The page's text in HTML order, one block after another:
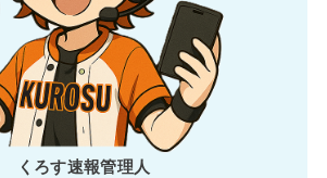
くろす速報管理人